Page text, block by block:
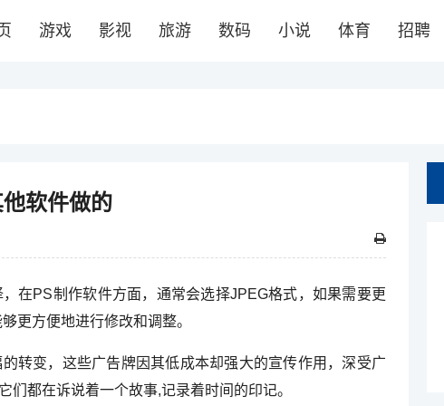
游戏 影视 旅游 数码 小说 体育 招聘
软件做的
在PS制作软件方面，通常会选择JPEG格式，如果需要更
更方便地进行修改和调整。
转变，这些广告牌因其低成本却强大的宣传作用，深受广
都在诉说着一个故事,记录着时间的印记。